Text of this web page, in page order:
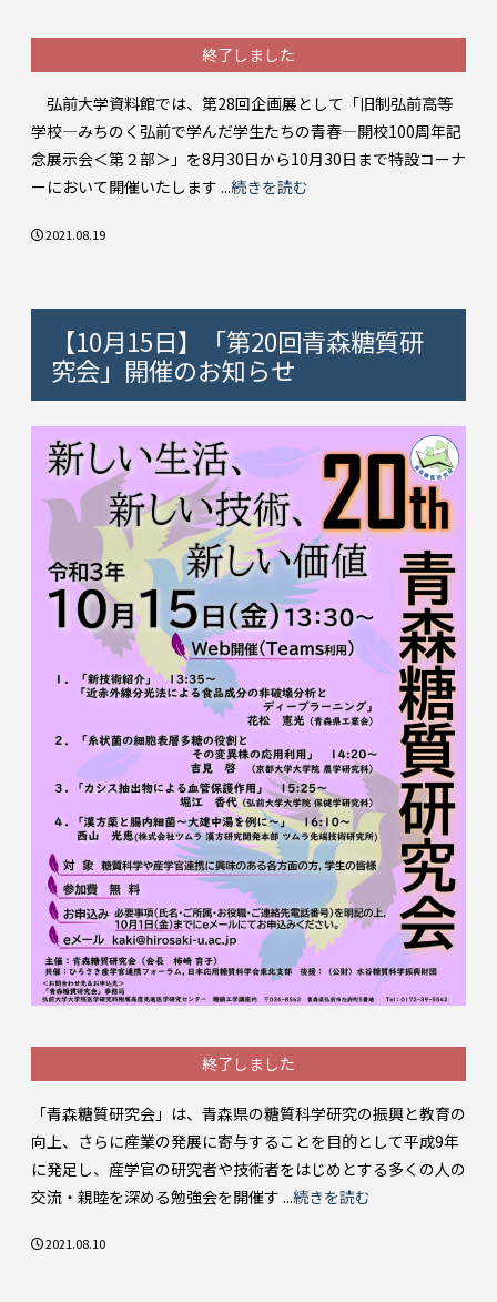
終了しました
弘前大学資料館では、第28回企画展として「旧制弘前高等
学校―みちのく弘前で学んだ学生たちの青春―開校100周年記
念展示会＜第２部＞」を8月30日から10月30日まで特設コーナ
ーにおいて開催いたします ...続きを読む
2021.08.19
【10月15日】「第20回青森糖質研
究会」開催のお知らせ
終了しました
「青森糖質研究会」は、青森県の糖質科学研究の振興と教育の
向上、さらに産業の発展に寄与することを目的として平成9年
に発足し、産学官の研究者や技術者をはじめとする多くの人の
交流・親睦を深める勉強会を開催す ...続きを読む
2021.08.10